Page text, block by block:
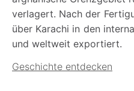
verlagert. Nach der
über Karachi in den
und weltweit exportiert.
Geschichte entdecken